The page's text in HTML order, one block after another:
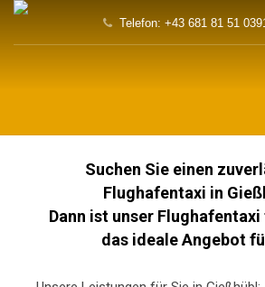
Telefon: +43 681 81 51
Suchen Sie einen
Flughafentaxi in
Dann ist unser Flughafentaxi
das ideale Angebot